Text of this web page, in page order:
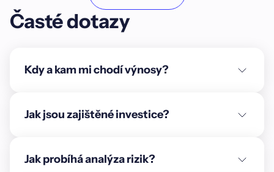
Unordered list
Item B
Text link
Emphasis
Časté dotazy
Kdy a kam mi chodí výnosy?
Jak jsou zajištěné investice?
Jak probíhá analýza rizik?